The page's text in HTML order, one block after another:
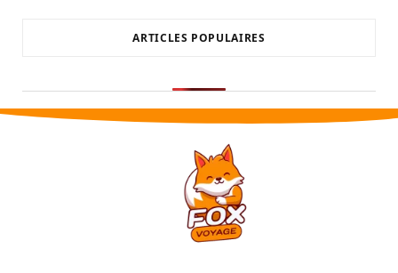
ARTICLES POPULAIRES